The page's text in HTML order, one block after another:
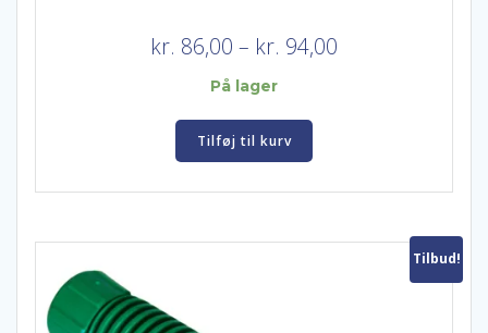
kr. 86,00 – kr. 94,00
På lager
Tilføj til kurv
Tilbud!